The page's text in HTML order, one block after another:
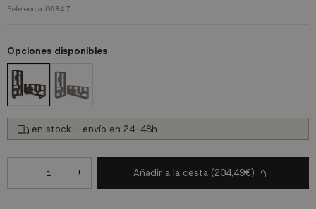
Referencia 06847
Opciones disponibles
en stock - envío en 24-48h
- + Añadir a la cesta (204,49€)